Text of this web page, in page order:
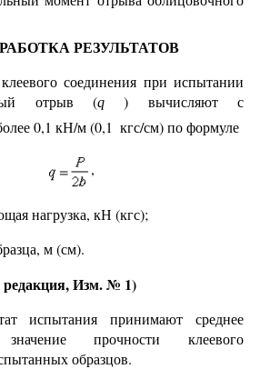
РЕЗУЛЬТАТОВ
соединения при испытании
отрыв (q
) вычисляют с
0,1 кН/м (0,1 кгс/см) по формуле
,
нагрузка, кН (кгс);
м (см).
редакция, Изм. № 1)
испытания принимают среднее
значение прочности клеевого
образцов.